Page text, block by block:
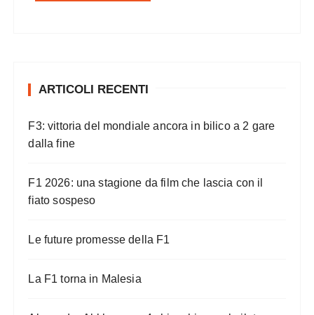
ARTICOLI RECENTI
F3: vittoria del mondiale ancora in bilico a 2 gare
dalla fine
F1 2026: una stagione da film che lascia con il
fiato sospeso
Le future promesse della F1
La F1 torna in Malesia